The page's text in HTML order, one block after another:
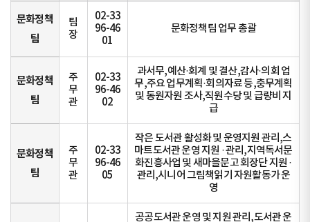
문화정책
팀
팀
장
02-33
96-46
01
문화정책팀 업무 총괄
문화정책
팀
주
무
관
02-33
96-46
02
과서무,예산·회계 및 결산,감사·의회 업
무,주요 업무계획·회의자료 등,충무계획
및 동원자원 조사,직원수당 및 급량비 지
급
문화정책
팀
주
무
관
02-33
96-46
05
작은 도서관 활성화 및 운영지원 관리,스
마트도서관 운영 지원 · 관리,지역독서문
화진흥사업 및 새마을문고 회장단 지원 ·
관리,시니어 그림책읽기 자원활동가 운
영
공공도서관 운영 및 지원 관리,도서관 운